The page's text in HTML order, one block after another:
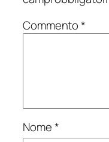
Commento*
Nome*